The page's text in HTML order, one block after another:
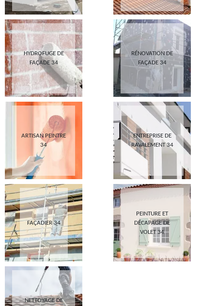
HYDROFUGE DE
FAÇADE 34
RÉNOVATION DE
FAÇADE 34
ARTISAN PEINTRE
34
ENTREPRISE DE
RAVALEMENT 34
FAÇADIER 34
PEINTURE ET
DÉCAPAGE DE
VOLET 34
NETTOYAGE DE